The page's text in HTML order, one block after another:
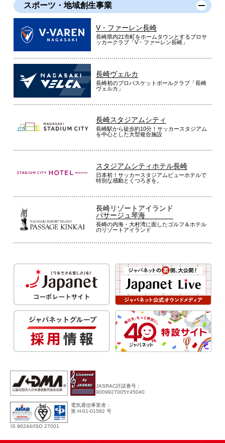
スポーツ・地域創生事業
V・ファーレン長崎
長崎県内21市町をホームタウンとするプロサ
ッカークラブ「V・ファーレン長崎」
長崎ヴェルカ
長崎初のプロバスケットボールクラブ「長崎
ヴェルカ」
長崎スタジアムシティ
長崎駅から徒歩約10分！サッカースタジアム
を中心とした大型複合施設
スタジアムシティホテル長崎
日本初！サッカースタジアムビューホテルで
特別な感動とくつろぎを。
長崎リゾートアイランド
パサージュ琴海
長崎の内海・大村湾に面したゴルフ＆ホテル
のリゾートアイランド
JASRAC許諾番号：
9009927005Y45040
IS 96244/ISO 27001
電気通信事業者：
第 H-01-01582 号